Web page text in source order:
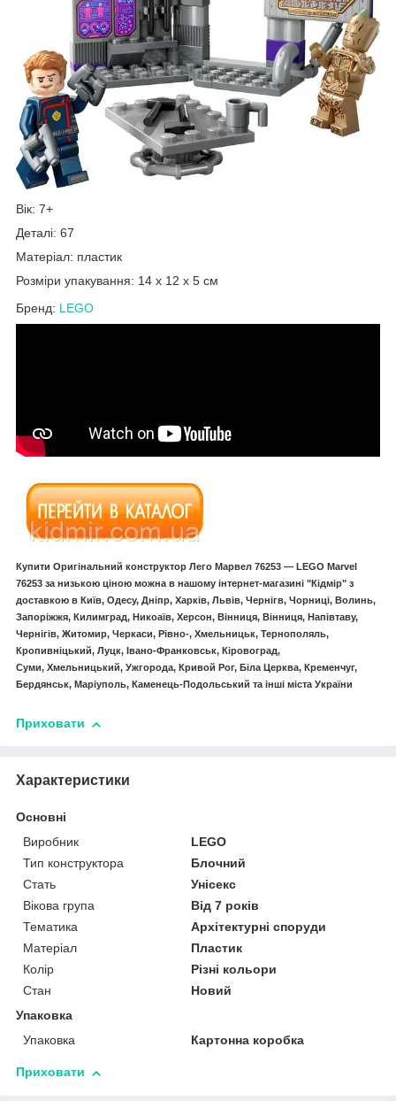
Вік: 7+
Деталі: 67
Матеріал: пластик
Розміри упакування: 14 x 12 x 5 см
Бренд: LEGO
Купити Оригінальний конструктор Лего Марвел 76253 — LEGO Marvel
76253 за низькою ціною можна в нашому інтернет-магазині "Кідмір" з
доставкою в Київ, Одесу, Дніпр, Харків, Львів, Чернігв, Чорниці, Волинь,
Запоріжжя, Килимград, Никоаїв, Херсон, Вінниця, Вінниця, Напівтаву,
Чернігів, Житомир, Черкаси, Рівно-, Хмельницьк, Тернополяль,
Кропивніцький, Луцк, Івано-Франковськ, Кіровоград,
Суми, Хмельницький, Ужгорода, Кривой Рог, Біла Церква, Кременчуг,
Бердянськ, Маріуполь, Каменець-Подольський та інші міста України
Приховати
Характеристики
Основні
Виробник
LEGO
Тип конструктора
Блочний
Стать
Унісекс
Вікова група
Від 7 років
Тематика
Архітектурні споруди
Матеріал
Пластик
Колір
Різні кольори
Стан
Новий
Упаковка
Упаковка
Картонна коробка
Приховати